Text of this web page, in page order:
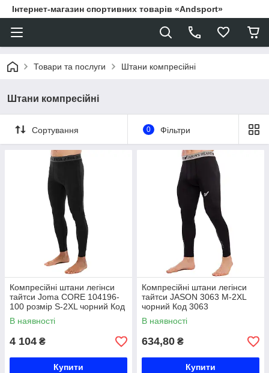
Інтернет-магазин спортивних товарів «Andsport»
Товари та послуги Штани компресійні
Штани компресійні
Сортування 0 Фільтри
Компресійні штани легінси
тайтси Joma CORE 104196-
100 розмір S-2XL чорний Код
104196-100
В наявності
4 104 ₴
Купити
Компресійні штани легінси
тайтси JASON 3063 M-2XL
чорний Код 3063
В наявності
634,80 ₴
Купити